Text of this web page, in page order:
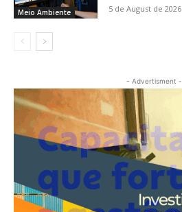
Meio Ambiente 5 de August de 2026
- Advertisment -